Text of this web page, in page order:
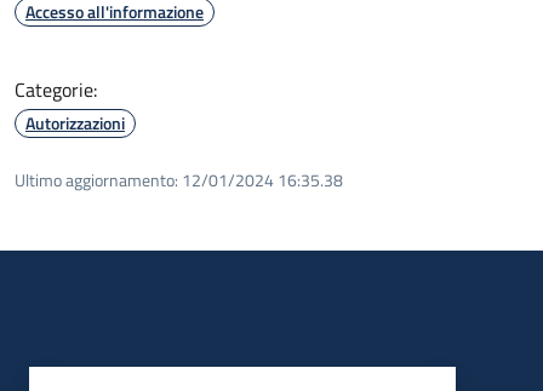
Accesso all'informazione
Categorie:
Autorizzazioni
Ultimo aggiornamento: 12/01/2024 16:35.38